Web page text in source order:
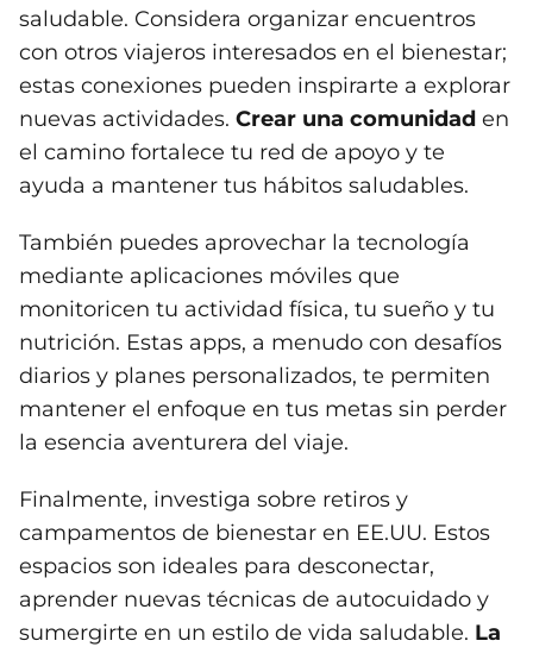
saludable. Considera organizar encuentros
con otros viajeros interesados en el bienestar;
estas conexiones pueden inspirarte a explorar
nuevas actividades. Crear una comunidad en
el camino fortalece tu red de apoyo y te
ayuda a mantener tus hábitos saludables.
También puedes aprovechar la tecnología
mediante aplicaciones móviles que
monitoricen tu actividad física, tu sueño y tu
nutrición. Estas apps, a menudo con desafíos
diarios y planes personalizados, te permiten
mantener el enfoque en tus metas sin perder
la esencia aventurera del viaje.
Finalmente, investiga sobre retiros y
campamentos de bienestar en EE.UU. Estos
espacios son ideales para desconectar,
aprender nuevas técnicas de autocuidado y
sumergirte en un estilo de vida saludable. La